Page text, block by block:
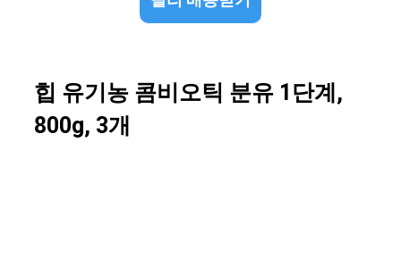
힙 유기농 콤비오틱 분유 1단계,
800g, 3개